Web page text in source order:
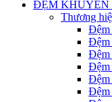
ĐỆM KHUYẾN
Thương
Đệm
Đệm
Đệm
Đệm
Đệm
Đệm